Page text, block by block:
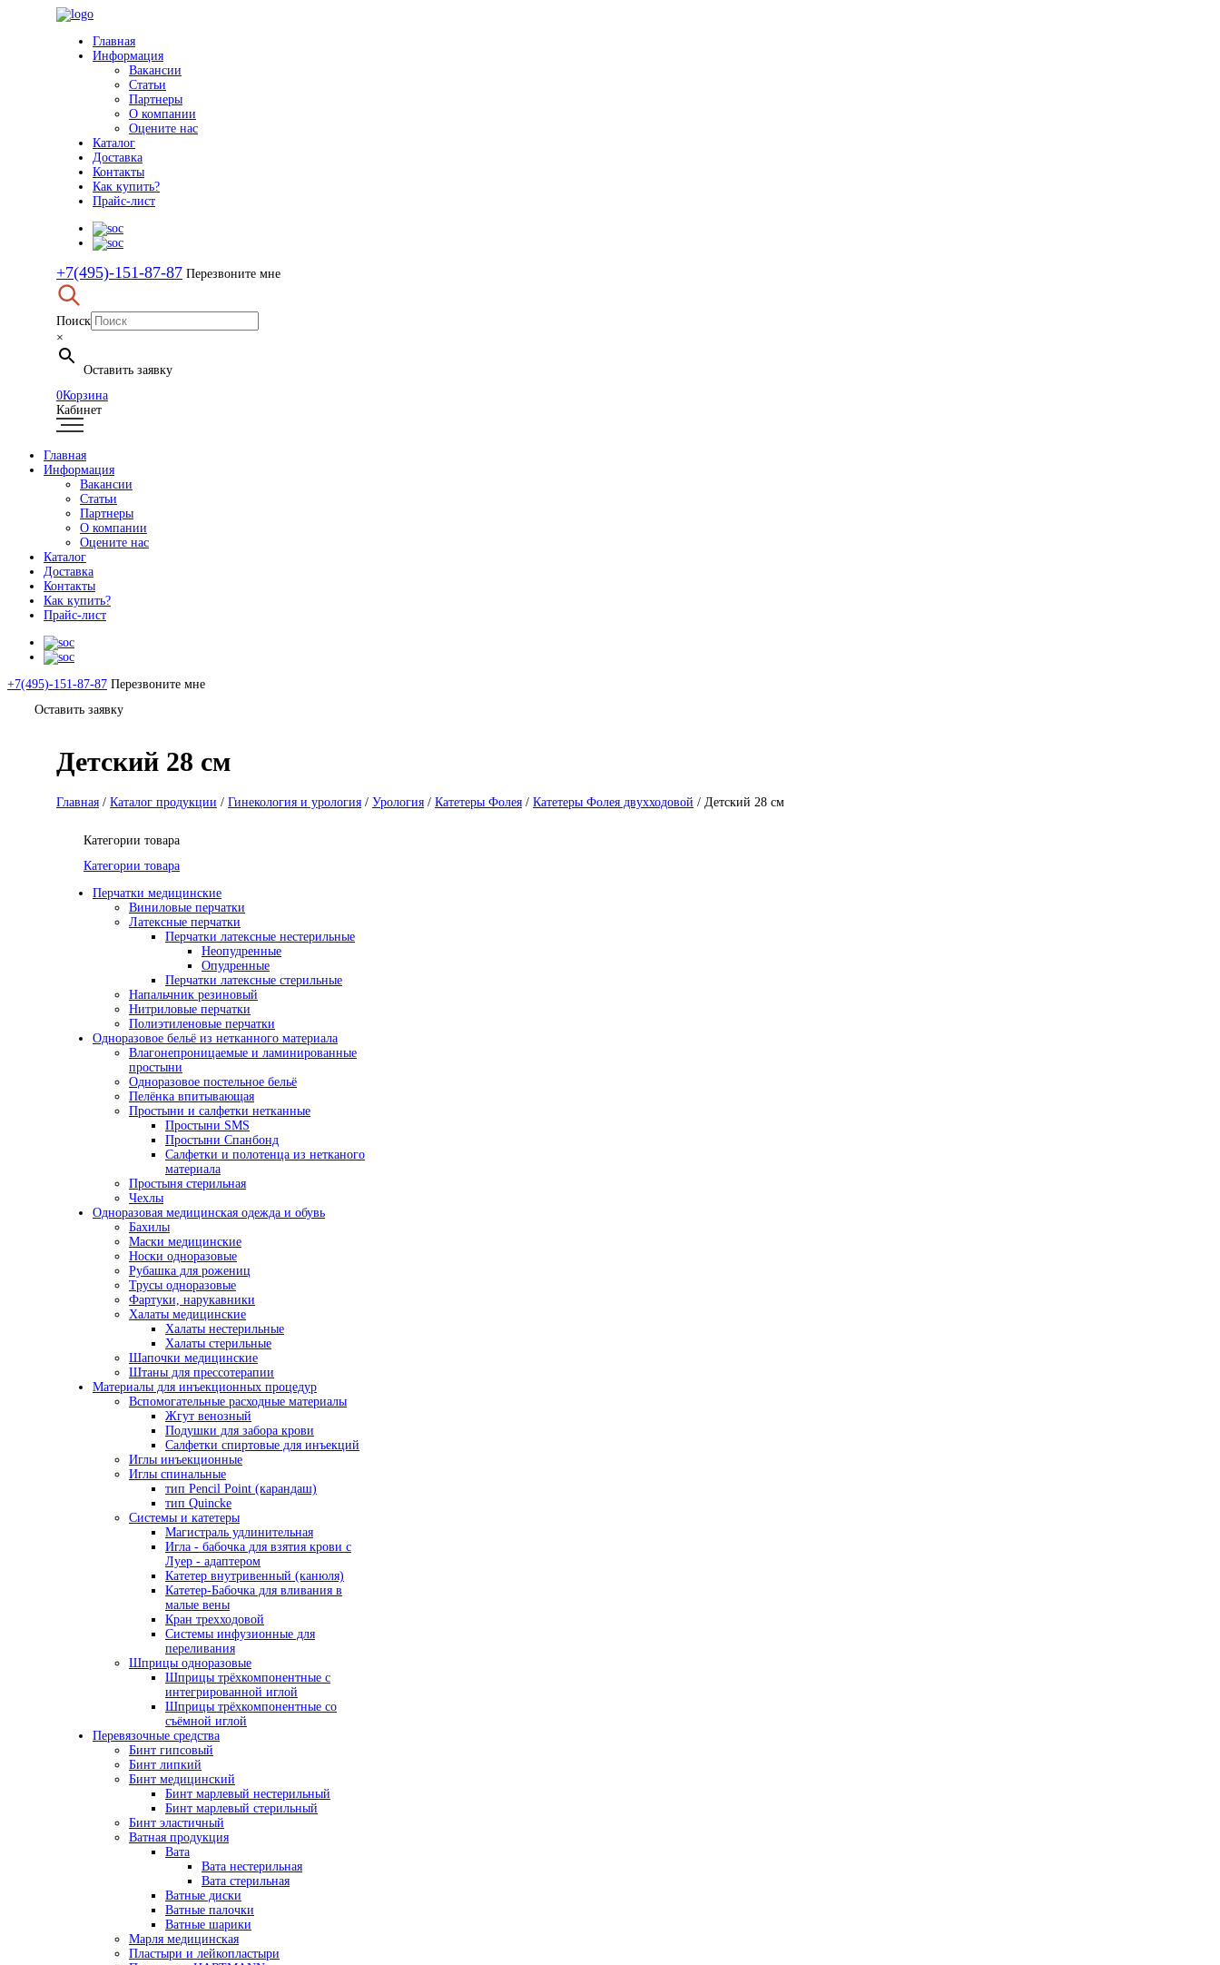
Главная
Информация
Вакансии
Статьи
Партнеры
О компании
Оцените нас
Каталог
Доставка
Контакты
Как купить?
Прайс-лист
+7(495)-151-87-87 Перезвоните мне
Поиск
×
Оставить заявку
0Корзина
Кабинет
Главная
Информация
Вакансии
Статьи
Партнеры
О компании
Оцените нас
Каталог
Доставка
Контакты
Как купить?
Прайс-лист
+7(495)-151-87-87 Перезвоните мне
Оставить заявку
Детский 28 см
Главная / Каталог продукции / Гинекология и урология / Урология / Катетеры Фолея / Катетеры Фолея двухходовой / Детский 28 см
Категории товара
Категории товара
Перчатки медицинские
Виниловые перчатки
Латексные перчатки
Перчатки латексные нестерильные
Неопудренные
Опудренные
Перчатки латексные стерильные
Напальчник резиновый
Нитриловые перчатки
Полиэтиленовые перчатки
Одноразовое бельё из нетканного материала
Влагонепроницаемые и ламинированные
простыни
Одноразовое постельное бельё
Пелёнка впитывающая
Простыни и салфетки нетканные
Простыни SMS
Простыни Спанбонд
Салфетки и полотенца из нетканого
материала
Простыня стерильная
Чехлы
Одноразовая медицинская одежда и обувь
Бахилы
Маски медицинские
Носки одноразовые
Рубашка для рожениц
Трусы одноразовые
Фартуки, нарукавники
Халаты медицинские
Халаты нестерильные
Халаты стерильные
Шапочки медицинские
Штаны для прессотерапии
Материалы для инъекционных процедур
Вспомогательные расходные материалы
Жгут венозный
Подушки для забора крови
Салфетки спиртовые для инъекций
Иглы инъекционные
Иглы спинальные
тип Pencil Point (карандаш)
тип Quincke
Системы и катетеры
Магистраль удлинительная
Игла - бабочка для взятия крови с
Луер - адаптером
Катетер внутривенный (канюля)
Катетер-Бабочка для вливания в
малые вены
Кран трехходовой
Системы инфузионные для
переливания
Шприцы одноразовые
Шприцы трёхкомпонентные с
интегрированной иглой
Шприцы трёхкомпонентные со
съёмной иглой
Перевязочные средства
Бинт гипсовый
Бинт липкий
Бинт медицинский
Бинт марлевый нестерильный
Бинт марлевый стерильный
Бинт эластичный
Ватная продукция
Вата
Вата нестерильная
Вата стерильная
Ватные диски
Ватные палочки
Ватные шарики
Марля медицинская
Пластыри и лейкопластыри